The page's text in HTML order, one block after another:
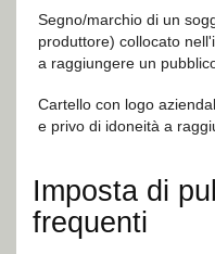
Segno/marchio di un
produttore) collocato
a raggiungere un
Cartello con logo
e privo di idoneità a
Imposta di
frequenti